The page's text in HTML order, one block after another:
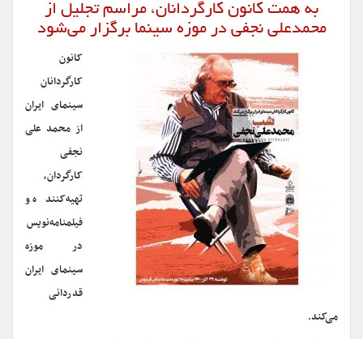
به همت کانون کارگردانان، مراسم تجلیل از
محمدعلی نجفی در موزه سینما برگزار می‌شود
کانون
کارگردانان
سینمای ایران
از محمد علی
نجفی
کارگردان،
تهیه‌کننده و
فیلمنامه‌نویس
در موزه
سینمای ایران
قدردانی
می‌کند.